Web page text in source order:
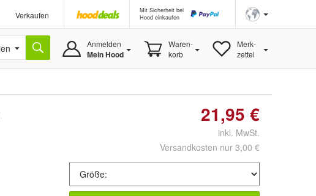
Verkaufen
Mit Sicherheit bei
Hood einkaufen
Anmelden
Mein Hood
Waren-
korb
Merk-
zettel
21,95 €
inkl. MwSt.
Versandkosten nur 3,00 €